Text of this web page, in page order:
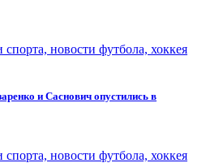
новости футбола, хоккея
и Саснович опустились в
новости футбола, хоккея